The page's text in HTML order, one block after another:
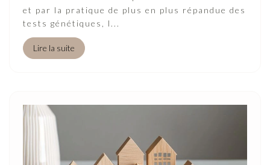
et par la pratique de plus en plus répandue des
tests génétiques, l...
Lire la suite